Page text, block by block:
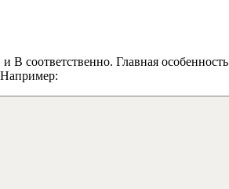
Главная особенность